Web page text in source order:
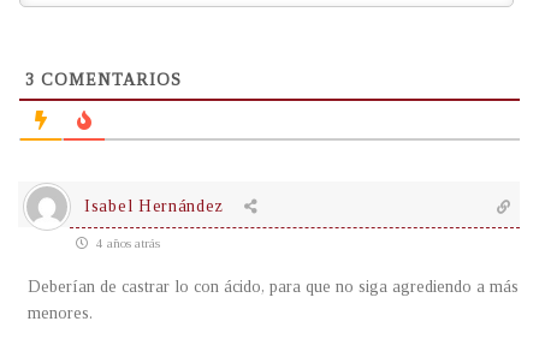
3 COMENTARIOS
Isabel Hernández
4 años atrás
Deberían de castrar lo con ácido, para que no siga agrediendo a más
menores.